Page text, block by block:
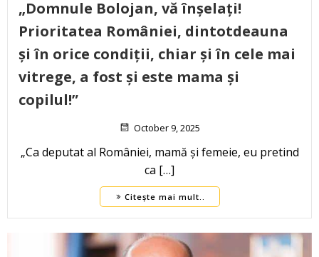
„Domnule Bolojan, vă înșelați!
Prioritatea României, dintotdeauna
și în orice condiții, chiar și în cele mai
vitrege, a fost și este mama și
copilul!”
October 9, 2025
„Ca deputat al României, mamă și femeie, eu pretind
ca […]
Citește mai mult..